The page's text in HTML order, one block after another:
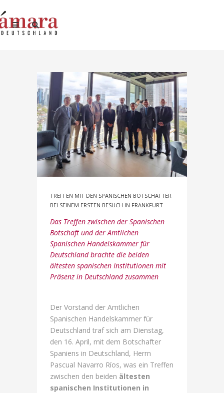
TREFFEN MIT DEN SPANISCHEN BOTSCHAFTER
BEI SEINEM ERSTEN BESUCH IN FRANKFURT
Das Treffen zwischen der Spanischen
Botschaft und der Amtlichen
Spanischen Handelskammer für
Deutschland brachte die beiden
ältesten spanischen Institutionen mit
Präsenz in Deutschland zusammen
Der Vorstand der Amtlichen
Spanischen Handelskammer für
Deutschland traf sich am Dienstag,
den 16. April, mit dem Botschafter
Spaniens in Deutschland, Herrn
Pascual Navarro Ríos, was ein Treffen
zwischen den beiden ältesten
spanischen Institutionen in